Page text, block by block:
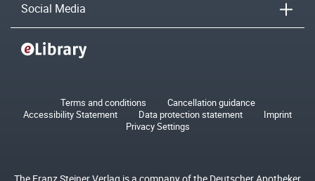
Social Media
Terms and conditions
Cancellation guidance
Accessibility Statement
Data protection statement
Imprint
Privacy Settings